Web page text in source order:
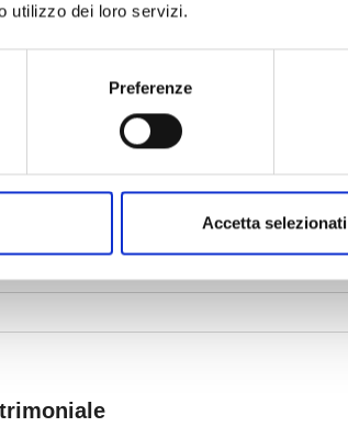
utilizzo dei loro servizi.
Preferenze
Accetta selezionati